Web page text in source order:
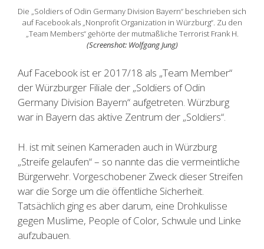
Die „Soldiers of Odin Germany Division Bayern“ beschrieben sich
auf Facebook als „Nonprofit Organization in Würzburg“. Zu den
„Team Members“ gehörte der mutmaßliche Terrorist Frank H.
(Screenshot: Wolfgang Jung)
Auf Facebook ist er 2017/18 als „Team Member“
der Würzburger Filiale der „Soldiers of Odin
Germany Division Bayern“ aufgetreten. Würzburg
war in Bayern das aktive Zentrum der „Soldiers“.
H. ist mit seinen Kameraden auch in Würzburg
„Streife gelaufen“ – so nannte das die vermeintliche
Bürgerwehr. Vorgeschobener Zweck dieser Streifen
war die Sorge um die öffentliche Sicherheit.
Tatsächlich ging es aber darum, eine Drohkulisse
gegen Muslime, People of Color, Schwule und Linke
aufzubauen.